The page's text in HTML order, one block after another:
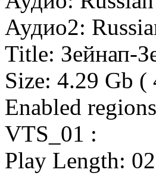
Аудио2:
Title: Зейнап-
Size: 4.29 Gb
Enabled
VTS_01 :
Play Length: